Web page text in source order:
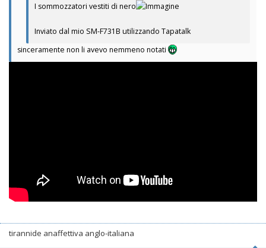
I sommozzatori vestiti di nero
Inviato dal mio SM-F731B utilizzando Tapatalk
sinceramente non li avevo nemmeno notati
tirannide anaffettiva anglo-italiana